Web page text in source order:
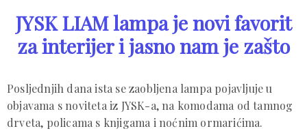
JYSK LIAM lampa je novi favorit
za interijer i jasno nam je zašto
Posljednjih dana ista se zaobljena lampa pojavljuje u
objavama s noviteta iz JYSK-a, na komodama od tamnog
drveta, policama s knjigama i noćnim ormarićima.